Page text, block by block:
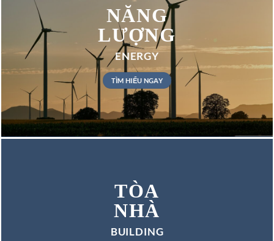
NĂNG
LƯỢNG
ENERGY
TÌM HIỂU NGAY
TÒA
NHÀ
BUILDING